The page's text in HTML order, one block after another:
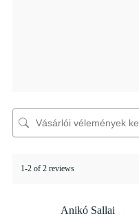
1-2 of 2 reviews
Anikó Sallai